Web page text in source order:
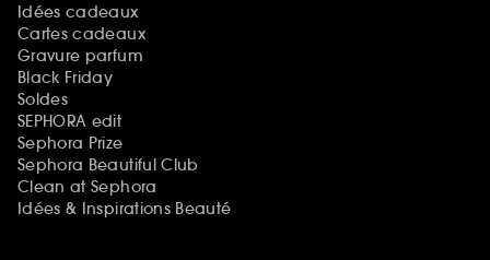
Idées cadeaux
Cartes cadeaux
Gravure parfum
Black Friday
Soldes
SEPHORA edit
Sephora Prize
Sephora Beautiful Club
Clean at Sephora
Idées & Inspirations Beauté